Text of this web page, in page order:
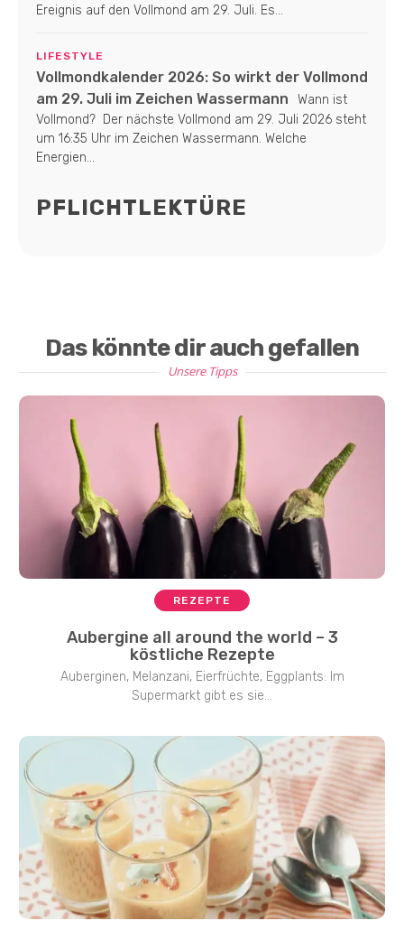
Ereignis auf den Vollmond am 29. Juli. Es...
LIFESTYLE
Vollmondkalender 2026: So wirkt der Vollmond
am 29. Juli im Zeichen Wassermann
Wann ist
Vollmond? Der nächste Vollmond am 29. Juli 2026 steht
um 16:35 Uhr im Zeichen Wassermann. Welche
Energien...
PFLICHTLEKTÜRE
Das könnte dir auch gefallen
Unsere Tipps
REZEPTE
Aubergine all around the world – 3
köstliche Rezepte
Auberginen, Melanzani, Eierfrüchte, Eggplants: Im
Supermarkt gibt es sie...